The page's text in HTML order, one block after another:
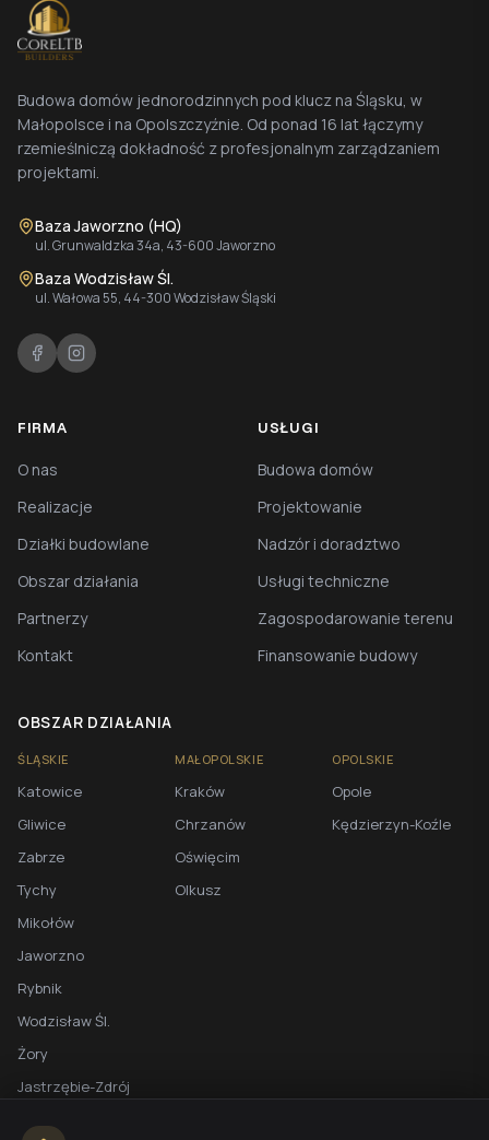
Budowa domów jednorodzinnych pod klucz na Śląsku, w
Małopolsce i na Opolszczyźnie. Od ponad 16 lat łączymy
rzemieślniczą dokładność z profesjonalnym zarządzaniem
projektami.
Baza Jaworzno (HQ)
ul. Grunwaldzka 34a, 43-600 Jaworzno
Baza Wodzisław Śl.
ul. Wałowa 55, 44-300 Wodzisław Śląski
FIRMA
O nas
Realizacje
Działki budowlane
Obszar działania
Partnerzy
Kontakt
USŁUGI
Budowa domów
Projektowanie
Nadzór i doradztwo
Usługi techniczne
Zagospodarowanie terenu
Finansowanie budowy
OBSZAR DZIAŁANIA
ŚLĄSKIE
Katowice
Gliwice
Zabrze
Tychy
Mikołów
Jaworzno
Rybnik
Wodzisław Śl.
Żory
Jastrzębie-Zdrój
MAŁOPOLSKIE
Kraków
Chrzanów
Oświęcim
Olkusz
OPOLSKIE
Opole
Kędzierzyn-Koźle